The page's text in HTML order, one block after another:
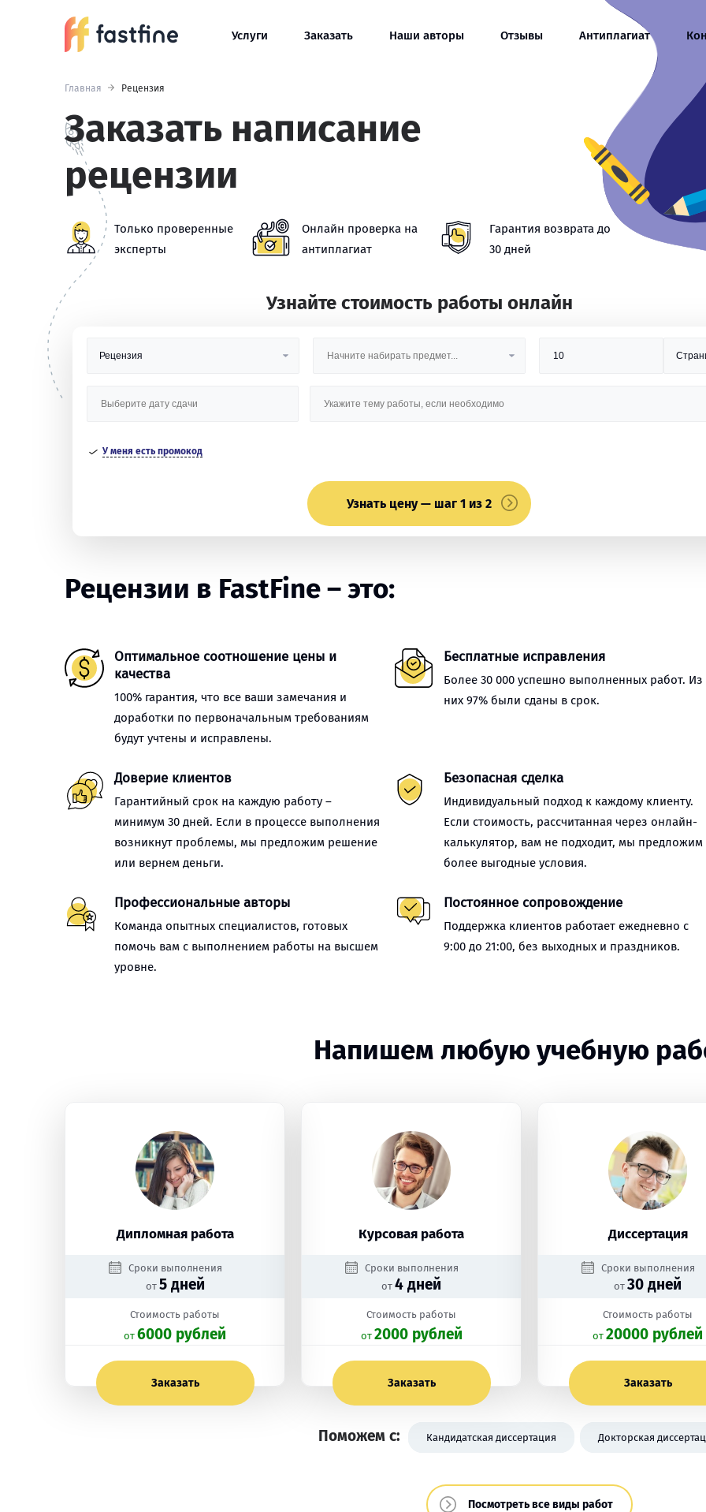
Услуги Заказать Наши авторы Отзывы Антиплагиат
Главная Рецензия
Заказать написание
рецензии
Только проверенные
эксперты
Онлайн проверка на
антиплагиат
Гарантия возврата до
30 дней
Узнайте стоимость работы онлайн
У меня есть промокод
Узнать цену — шаг 1 из 2
Рецензии в FastFine – это:
Оптимальное соотношение цены и
качества
100% гарантия, что все ваши замечания и
доработки по первоначальным требованиям
будут учтены и исправлены.
Бесплатные исправления
Более 30 000 успешно выполненных работ. Из
них 97% были сданы в срок.
Доверие клиентов
Гарантийный срок на каждую работу –
минимум 30 дней. Если в процессе выполнения
возникнут проблемы, мы предложим решение
или вернем деньги.
Безопасная сделка
Индивидуальный подход к каждому клиенту.
Если стоимость, рассчитанная через онлайн-
калькулятор, вам не подходит, мы предложим
более выгодные условия.
Профессиональные авторы
Команда опытных специалистов, готовых
помочь вам с выполнением работы на высшем
уровне.
Постоянное сопровождение
Поддержка клиентов работает ежедневно с
9:00 до 21:00, без выходных и праздников.
Напишем любую учебную
Дипломная работа
Сроки выполнения
от 5 дней
Стоимость работы
oт 6000 рублей
Заказать
Курсовая работа
Сроки выполнения
от 4 дней
Стоимость работы
oт 2000 рублей
Заказать
Диссертация
Сроки выполнения
от 30 дней
Стоимость работы
oт 20000 рублей
Заказать
Поможем с: Кандидатская диссертация Докторская
Посмотреть все виды работ